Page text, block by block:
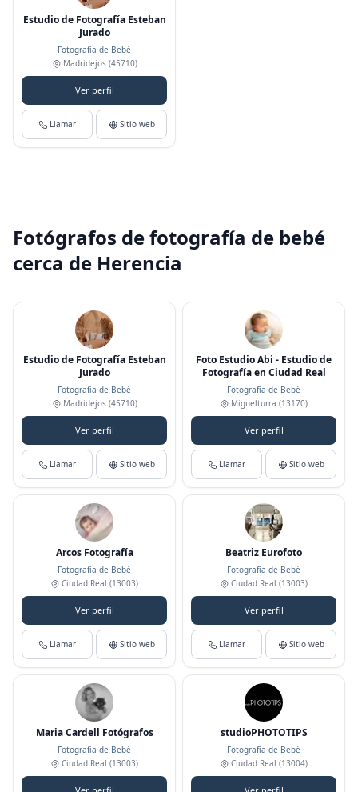
Estudio de Fotografía Esteban
Jurado
Fotografía de Bebé
Madridejos(45710)
Ver perfil
Llamar Sitio web
Fotógrafos de fotografía de bebé
cerca de Herencia
Estudio de Fotografía Esteban
Jurado
Fotografía de Bebé
Madridejos(45710)
Ver perfil
Llamar Sitio web
Foto Estudio Abi - Estudio de
Fotografía en Ciudad Real
Fotografía de Bebé
Miguelturra (13170)
Ver perfil
Llamar Sitio web
Arcos Fotografía
Fotografía de Bebé
Ciudad Real (13003)
Ver perfil
Llamar Sitio web
Beatriz Eurofoto
Fotografía de Bebé
Ciudad Real (13003)
Ver perfil
Llamar Sitio web
Maria Cardell Fotógrafos
Fotografía de Bebé
Ciudad Real (13003)
studioPHOTOTIPS
Fotografía de Bebé
Ciudad Real (13004)